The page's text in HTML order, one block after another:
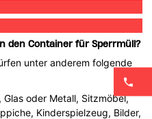
den Container für Sperrmüll?
unter anderem folgende
oder Metall, Sitzmöbel,
Kinderspielzeug, Bilder,